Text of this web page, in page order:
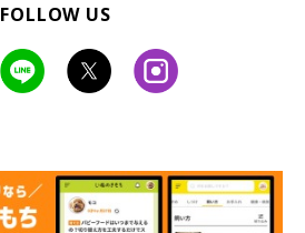
FOLLOW US